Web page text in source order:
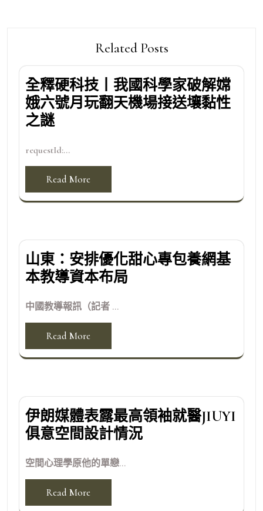
Related Posts
全釋硬科技丨我國科學家破解嫦
娥六號月玩翻天機場接送壤黏性
之謎
requestId:...
Read More
山東：安排優化甜心專包養網基
本教導資本布局
中國教導報訊（記者 ...
Read More
伊朗媒體表露最高領袖就醫JIUYI
俱意空間設計情況
空間心理學原他的單戀...
Read More